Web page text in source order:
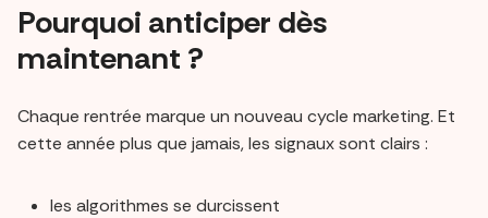
Pourquoi anticiper dès
maintenant ?
Chaque rentrée marque un nouveau cycle marketing. Et
cette année plus que jamais, les signaux sont clairs :
les algorithmes se durcissent